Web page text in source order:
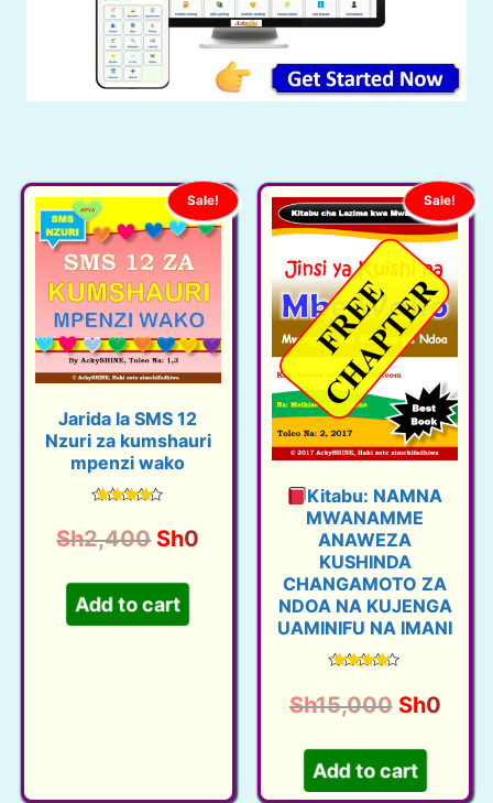
Sale!
Jarida la SMS 12
Nzuri za kumshauri
mpenzi wako
4.42
out of 5
Sh2,400 O
i
g
r
Sh0
i
Add to cart
Sale!
Kitabu: NAMNA
MWANAMME
ANAWEZA
KUSHINDA
CHANGAMOTO ZA
NDOA NA KUJENGA
UAMINIFU NA IMANI
4.50
out of 5
Sh15,000 O
i
g
Sh0C
Add to cart